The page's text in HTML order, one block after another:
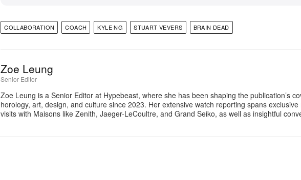
COLLABORATION COACH KYLE NG STUART VEVERS BRAIN DEAD
Zoe Leung
Senior Editor
Zoe Leung is a Senior Editor at Hypebeast, where she has been shaping the publication’s
horology, art, design, and culture since 2023. Her extensive watch reporting spans
visits with Maisons like Zenith, Jaeger-LeCoultre, and Grand Seiko, as well as insightful